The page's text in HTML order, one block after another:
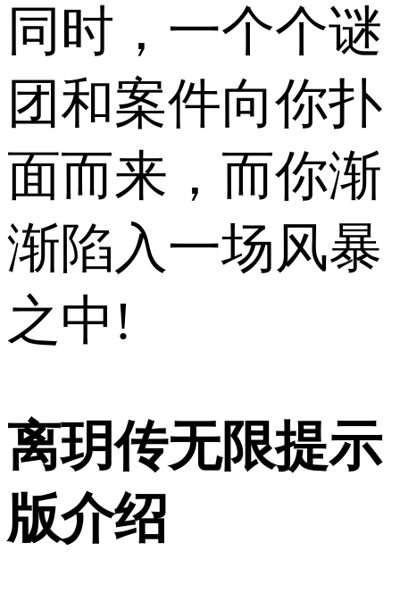
同时，一个个谜
团和案件向你扑
面而来，而你渐
渐陷入一场风暴
之中!
离玥传无限提示
版介绍